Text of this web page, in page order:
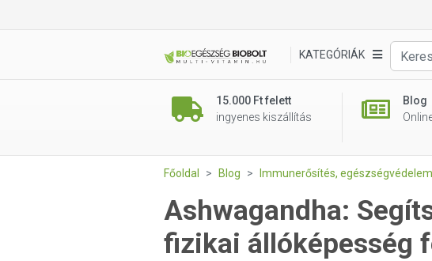
KATEGÓRIÁK
15.000 Ft felett
ingyenes kiszállítás
Blog
Főoldal Blog Immunerősítés, egészségvédelem
Ashwagandha:
fizikai állóképesség